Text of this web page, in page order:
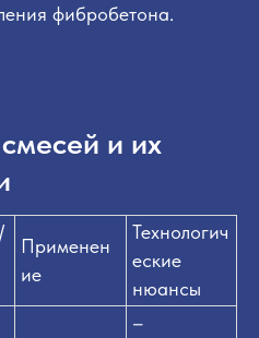
фибробетона.
и их
Применен
ие
Технологич
еские
нюансы
–